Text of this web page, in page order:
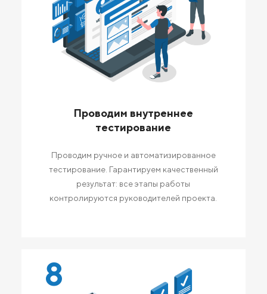
Проводим внутреннее
тестирование
Проводим ручное и автоматизированное
тестирование. Гарантируем качественный
результат: все этапы работы
контролируются руководителей проекта.
8